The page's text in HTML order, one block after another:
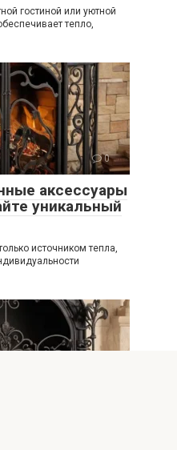
гостиной или уютной
тепло,
0
аксессуары
уникальный
источником тепла,